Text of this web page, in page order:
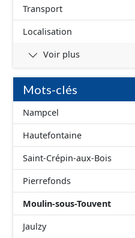
Transport
Localisation
Voir plus
Mots-clés
Nampcel
Hautefontaine
Saint-Crépin-aux-Bois
Pierrefonds
Moulin-sous-Touvent
Jaulzy